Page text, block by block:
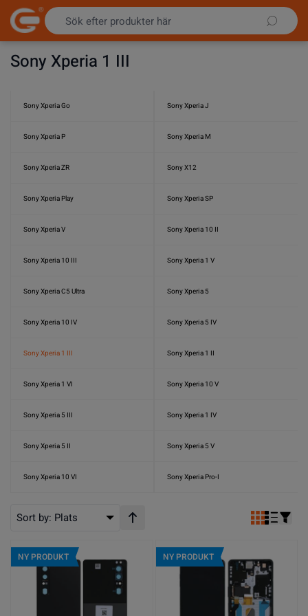
Hoppa till innehållet
Sony Xperia 1 III
Sony Xperia Go Sony Xperia J
Sony Xperia P Sony Xperia M
Sony Xperia ZR Sony X12
Sony Xperia Play Sony Xperia SP
Sony Xperia V Sony Xperia 10 II
Sony Xperia 10 III Sony Xperia 1 V
Sony Xperia C5 Ultra Sony Xperia 5
Sony Xperia 10 IV Sony Xperia 5 IV
Sony Xperia 1 III Sony Xperia 1 II
Sony Xperia 1 VI Sony Xperia 10 V
Sony Xperia 5 III Sony Xperia 1 IV
Sony Xperia 5 II Sony Xperia 5 V
Sony Xperia 10 VI Sony Xperia Pro-I
Sort by: Plats Stigande ordning
NY PRODUKT NY PRODUKT